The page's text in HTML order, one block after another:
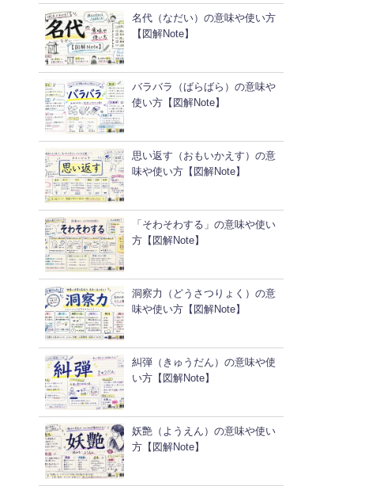
名代（なだい）の意味や使い方
【図解Note】
バラバラ（ばらばら）の意味や
使い方【図解Note】
思い返す（おもいかえす）の意
味や使い方【図解Note】
「そわそわする」の意味や使い
方【図解Note】
洞察力（どうさつりょく）の意
味や使い方【図解Note】
糾弾（きゅうだん）の意味や使
い方【図解Note】
妖艶（ようえん）の意味や使い
方【図解Note】